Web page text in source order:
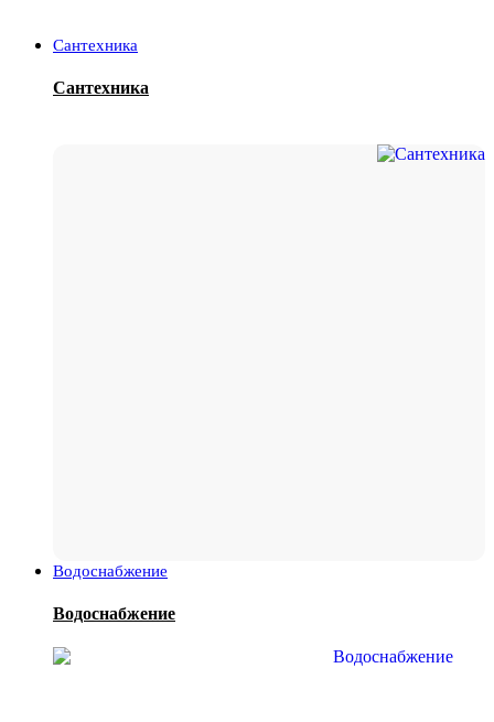
Сантехника
Сантехника
Водоснабжение
Водоснабжение